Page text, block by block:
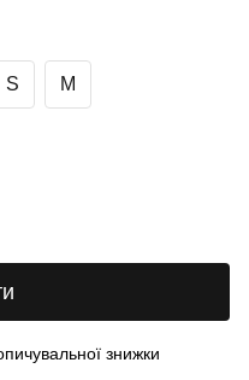
S M
знижки